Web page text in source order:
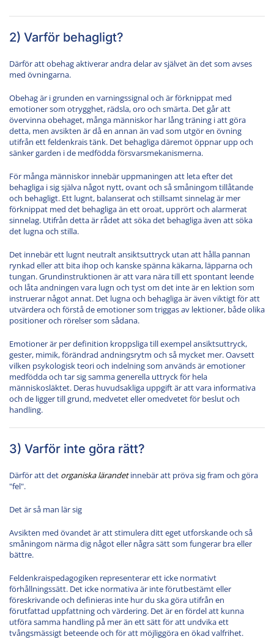
2) Varför behagligt?
Därför att obehag aktiverar andra delar av självet än det som avses
med övningarna.
Obehag är i grunden en varningssignal och är förknippat med
emotioner som otrygghet, rädsla, oro och smärta. Det går att
övervinna obehaget, många människor har lång träning i att göra
detta, men avsikten är då en annan än vad som utgör en övning
utifrån ett feldenkrais tänk. Det behagliga däremot öppnar upp och
sänker garden i de medfödda försvarsmekanismerna.
För många människor innebär uppmaningen att leta efter det
behagliga i sig själva något nytt, ovant och så småningom tillåtande
och behagligt. Ett lugnt, balanserat och stillsamt sinnelag är mer
förknippat med det behagliga än ett oroat, upprört och alarmerat
sinnelag. Utifrån detta är rådet att söka det behagliga även att söka
det lugna och stilla.
Det innebär ett lugnt neutralt ansiktsuttryck utan att hålla pannan
rynkad eller att bita ihop och kanske spänna käkarna, läpparna och
tungan. Grundinstruktionen är att vara nära till ett spontant leende
och låta andningen vara lugn och tyst om det inte är en lektion som
instruerar något annat. Det lugna och behagliga är även viktigt för att
utvärdera och förstå de emotioner som triggas av lektioner, både olika
positioner och rörelser som sådana.
Emotioner är per definition kroppsliga till exempel ansiktsuttryck,
gester, mimik, förändrad andningsrytm och så mycket mer. Oavsett
vilken psykologisk teori och indelning som används är emotioner
medfödda och tar sig samma generella uttryck för hela
människosläktet. Deras huvudsakliga uppgift är att vara informativa
och de ligger till grund, medvetet eller omedvetet för beslut och
handling.
3) Varför inte göra rätt?
Därför att det organiska lärandetinnebär att pröva sig fram och göra
"fel".
Det är så man lär sig
Avsikten med övandet är att stimulera ditt eget utforskande och så
småningom närma dig något eller några sätt som fungerar bra eller
bättre.
Feldenkraispedagogiken representerar ett icke normativt
förhållningssätt. Det icke normativa är inte förutbestämt eller
föreskrivande och definieras inte hur du ska göra utifrån en
förutfattad uppfattning och värdering. Det är en fördel att kunna
utföra samma handling på mer än ett sätt för att undvika ett
tvångsmässigt beteende och för att möjliggöra en ökad valfrihet.